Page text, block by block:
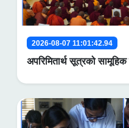
2026-08-07 11:01:42.94
अपरिमितार्थ सूत्रको